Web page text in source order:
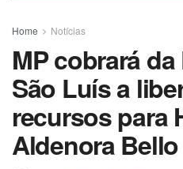
Home Notícias
MP cobrará
São Luís a
recursos para
Aldenora Bello